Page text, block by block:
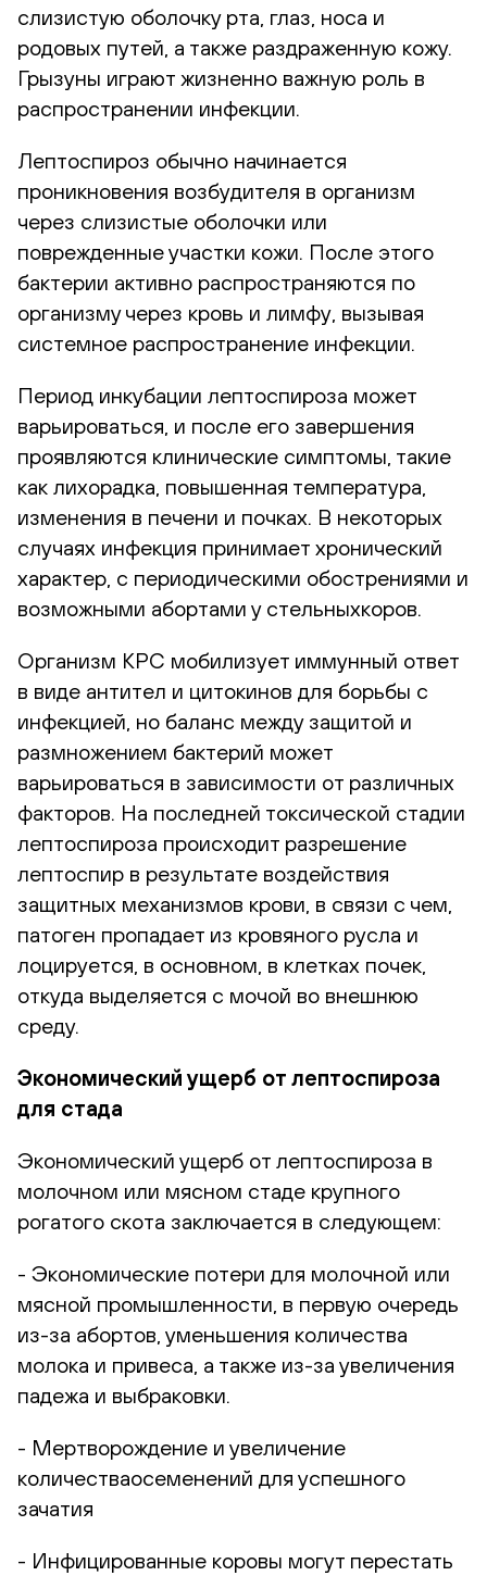
слизистую оболочку рта, глаз, носа и
родовых путей, а также раздраженную кожу.
Грызуны играют жизненно важную роль в
распространении инфекции.
Лептоспироз обычно начинается
проникновения возбудителя в организм
через слизистые оболочки или
поврежденные участки кожи. После этого
бактерии активно распространяются по
организму через кровь и лимфу, вызывая
системное распространение инфекции.
Период инкубации лептоспироза может
варьироваться, и после его завершения
проявляются клинические симптомы, такие
как лихорадка, повышенная температура,
изменения в печени и почках. В некоторых
случаях инфекция принимает хронический
характер, с периодическими обострениями и
возможными абортами у стельныхкоров.
Организм КРС мобилизует иммунный ответ
в виде антител и цитокинов для борьбы с
инфекцией, но баланс между защитой и
размножением бактерий может
варьироваться в зависимости от различных
факторов. На последней токсической стадии
лептоспироза происходит разрешение
лептоспир в результате воздействия
защитных механизмов крови, в связи с чем,
патоген пропадает из кровяного русла и
лоцируется, в основном, в клетках почек,
откуда выделяется с мочой во внешнюю
среду.
Экономический ущерб от лептоспироза
для стада
Экономический ущерб от лептоспироза в
молочном или мясном стаде крупного
рогатого скота заключается в следующем:
- Экономические потери для молочной или
мясной промышленности, в первую очередь
из-за абортов, уменьшения количества
молока и привеса, а также из-за увеличения
падежа и выбраковки.
- Мертворождение и увеличение
количестваосеменений для успешного
зачатия
- Инфицированные коровы могут перестать